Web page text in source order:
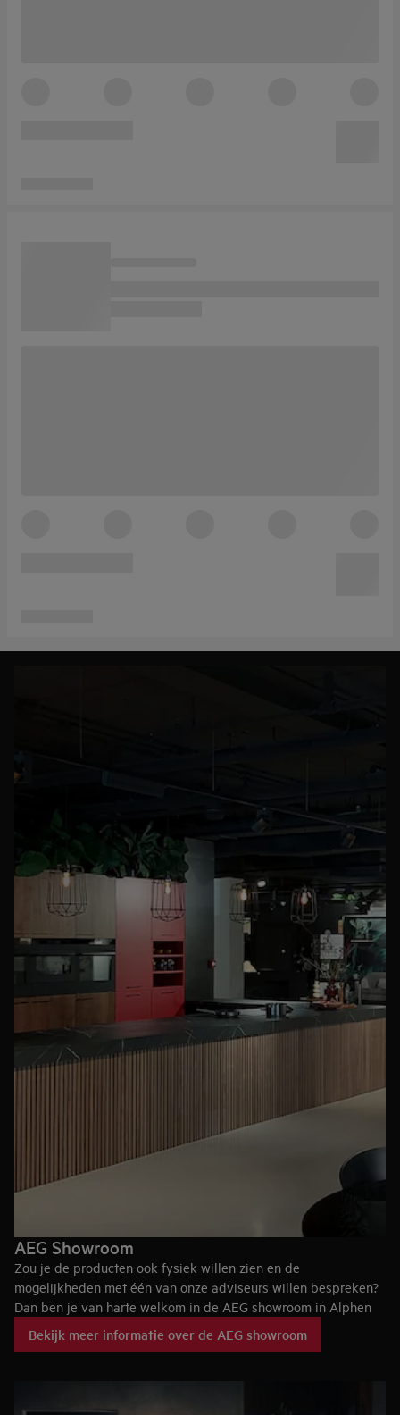
AEG Showroom
Zou je de producten ook fysiek willen zien en de
mogelijkheden met één van onze adviseurs willen bespreken?
Dan ben je van harte welkom in de AEG showroom in Alphen
aan den Rijn waar vele vrijstaande- als inbouwapparaten te
bewonderen zijn. Ben je op zoek naar een specifiek model?
Actuele openingstijden en contactinformatie kun je hieronder
Bekijk meer informatie over de AEG showroom